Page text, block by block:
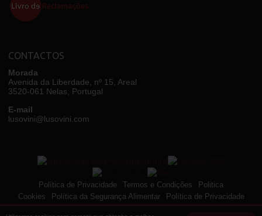
CONTACTOS
Morada
Avenida da Liberdade, nº 15, Areal
3520-061 Nelas, Portugal
E-mail
lusovini@lusovini.com
Política de Privacidade Termos e Condições
Politica
Cookies
Política da Segurança Alimentar
Política de Privacidade